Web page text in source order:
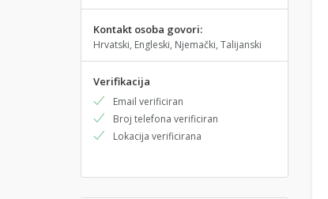
Kontakt osoba govori:
Hrvatski, Engleski, Njemački, Talijanski
Verifikacija
Email verificiran
Broj telefona verificiran
Lokacija verificirana